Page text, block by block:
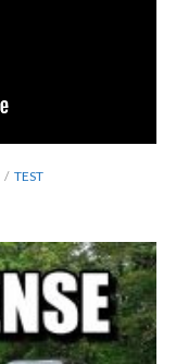
TEST